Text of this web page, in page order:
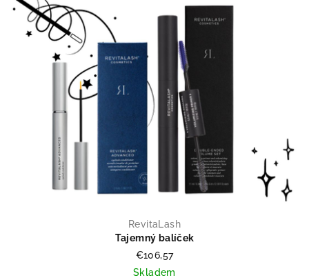
RevitaLash
Tajemný balíček
€106,57
Skladem